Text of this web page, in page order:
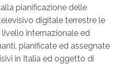
pianificazione delle
digitale terrestre le
internazionale ed
pianificate ed assegnate
in Italia ed oggetto di